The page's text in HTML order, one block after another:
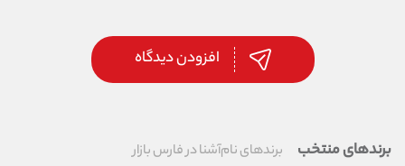
افزودن دیدگاه
برندهای منتخب برندهای نام‌آشنا در فارس بازار